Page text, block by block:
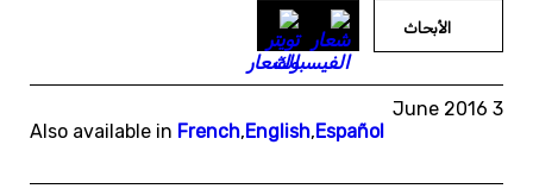
الأبحاث
3 June 2016
Also available in French,English,Español